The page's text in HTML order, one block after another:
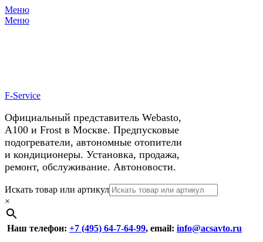
Меню
Меню
F-Service
Официальный представитель Webasto,
А100 и Frost в Москве. Предпусковые
подогреватели, автономные отопители
и кондиционеры. Установка, продажа,
ремонт, обслуживание. Автоновости.
Header
Right
Menu
Перейти
к
содержимому
Искать товар или артикул
×
Наш телефон: +7 (495) 64-7-64-99, email: info@acsavto.ru
У нас космические скидки на